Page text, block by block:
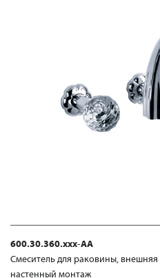
600.30.360.xxx-AA
Смеситель для раковины, внешняя
настенный монтаж